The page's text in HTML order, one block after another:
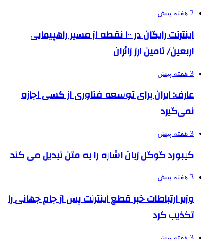
2 هفته پیش
اینترنت رایگان در ۱۰۰ نقطه از مسیر راهپیمایی
اربعین/ تامین ارز زائران
3 هفته پیش
عارف: ایران برای توسعه فناوری از کسی اجازه
نمی‌گیرد
3 هفته پیش
کیبورد گوگل زبان اشاره را به متن تبدیل می کند
3 هفته پیش
وزیر ارتباطات خبر قطع اینترنت پس از جام جهانی را
تکذیب کرد
3 هفته پیش